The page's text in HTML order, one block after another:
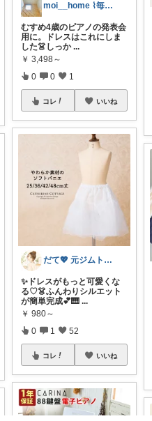
moi__home ⌇毎日にときめきを
むすめ4歳のピアノの発表会
用に。ドレスはこれにしま
した👗しっか ...
￥ 3,498～
0 0 1
コレ いいね
だて💖 元ジムトレーナーママ子育て美容
✨ドレスがもっと可愛くな
る♡👗ふんわりシルエット
が簡単完成💕🎹 ...
￥ 980～
0 1 52
コレ いいね